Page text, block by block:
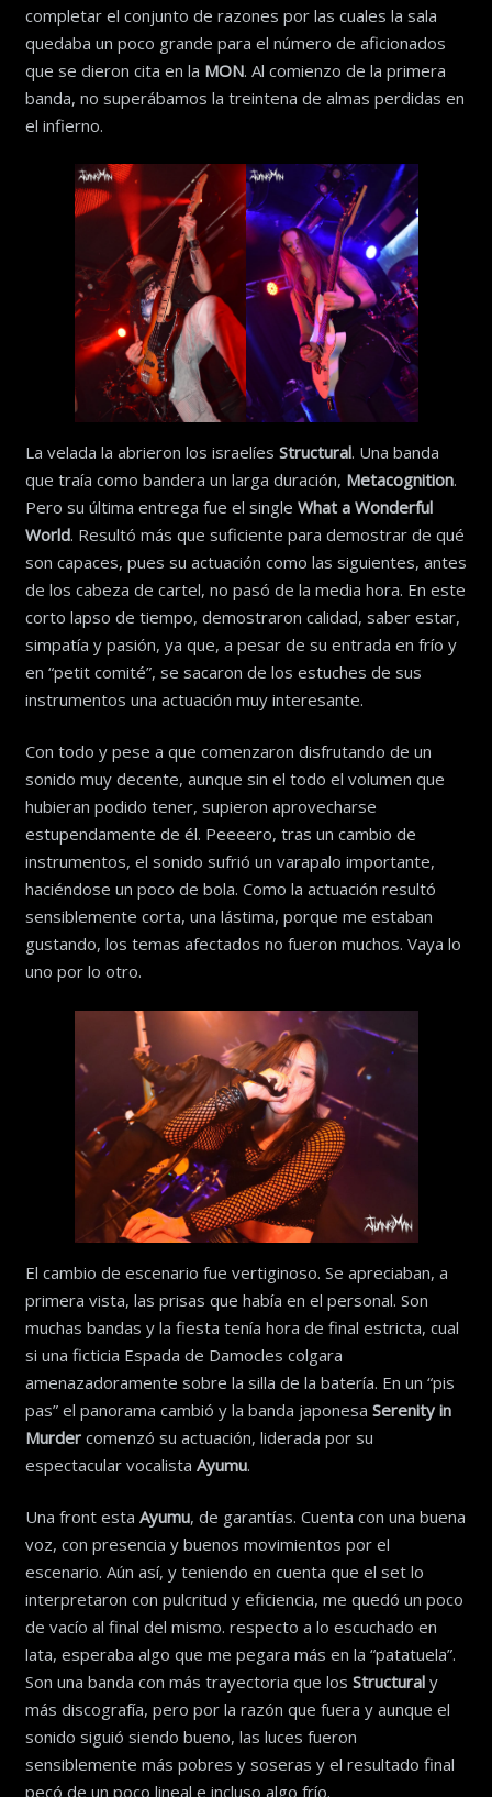
completar el conjunto de razones por las cuales la sala
quedaba un poco grande para el número de aficionados
que se dieron cita en la MON. Al comienzo de la primera
banda, no superábamos la treintena de almas perdidas en
el infierno.
La velada la abrieron los israelíes Structural. Una banda
que traía como bandera un larga duración, Metacognition.
Pero su última entrega fue el single What a Wonderful
World. Resultó más que suficiente para demostrar de qué
son capaces, pues su actuación como las siguientes, antes
de los cabeza de cartel, no pasó de la media hora. En este
corto lapso de tiempo, demostraron calidad, saber estar,
simpatía y pasión, ya que, a pesar de su entrada en frío y
en “petit comité”, se sacaron de los estuches de sus
instrumentos una actuación muy interesante.
Con todo y pese a que comenzaron disfrutando de un
sonido muy decente, aunque sin el todo el volumen que
hubieran podido tener, supieron aprovecharse
estupendamente de él. Peeeero, tras un cambio de
instrumentos, el sonido sufrió un varapalo importante,
haciéndose un poco de bola. Como la actuación resultó
sensiblemente corta, una lástima, porque me estaban
gustando, los temas afectados no fueron muchos. Vaya lo
uno por lo otro.
El cambio de escenario fue vertiginoso. Se apreciaban, a
primera vista, las prisas que había en el personal. Son
muchas bandas y la fiesta tenía hora de final estricta, cual
si una ficticia Espada de Damocles colgara
amenazadoramente sobre la silla de la batería. En un “pis
pas” el panorama cambió y la banda japonesa Serenity in
Murdercomenzó su actuación, liderada por su
espectacular vocalista Ayumu.
Una front esta Ayumu, de garantías. Cuenta con una buena
voz, con presencia y buenos movimientos por el
escenario. Aún así, y teniendo en cuenta que el set lo
interpretaron con pulcritud y eficiencia, me quedó un poco
de vacío al final del mismo. respecto a lo escuchado en
lata, esperaba algo que me pegara más en la “patatuela”.
Son una banda con más trayectoria que los Structural y
más discografía, pero por la razón que fuera y aunque el
sonido siguió siendo bueno, las luces fueron
sensiblemente más pobres y soseras y el resultado final
pecó de un poco lineal e incluso algo frío.